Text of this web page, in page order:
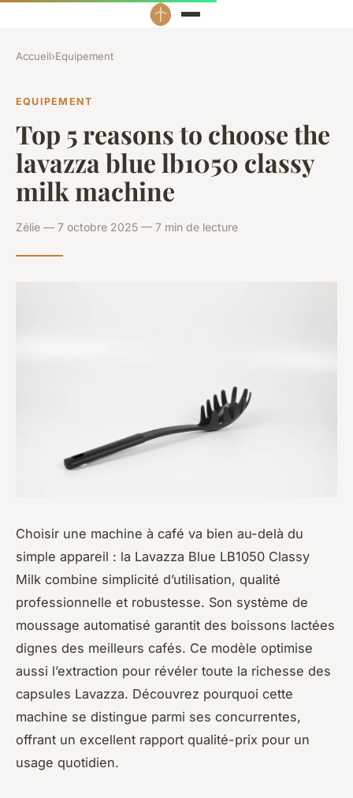
Accueil›Equipement
EQUIPEMENT
Top 5 reasons to choose the
lavazza blue lb1050 classy
milk machine
Zélie — 7 octobre 2025 — 7 min de lecture
Choisir une machine à café va bien au-delà du
simple appareil : la Lavazza Blue LB1050 Classy
Milk combine simplicité d’utilisation, qualité
professionnelle et robustesse. Son système de
moussage automatisé garantit des boissons lactées
dignes des meilleurs cafés. Ce modèle optimise
aussi l’extraction pour révéler toute la richesse des
capsules Lavazza. Découvrez pourquoi cette
machine se distingue parmi ses concurrentes,
offrant un excellent rapport qualité-prix pour un
usage quotidien.